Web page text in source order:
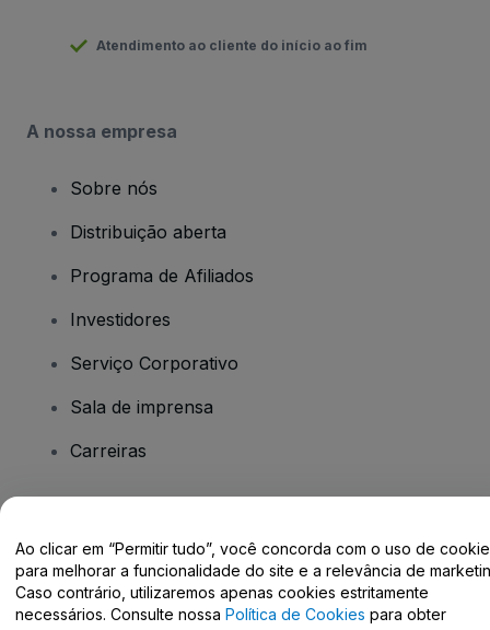
Atendimento ao cliente do início ao fim
A nossa empresa
Sobre nós
Distribuição aberta
Programa de Afiliados
Investidores
Serviço Corporativo
Sala de imprensa
Carreiras
Centro de Ajuda / Fale Conosco
Ao clicar em “Permitir tudo”, você concorda com o uso de
para melhorar a funcionalidade do site e a relevância de
Caso contrário, utilizaremos apenas cookies estritamente
necessários. Consulte nossa Política de Cookies para obter